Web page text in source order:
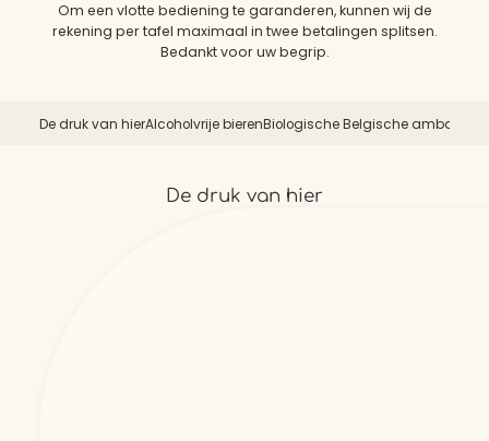
Om een vlotte bediening te garanderen, kunnen wij de
rekening per tafel maximaal in twee betalingen splitsen.
Bedankt voor uw begrip.
De druk van hierAlcoholvrije bierenBiologische Belgische
De druk van hier